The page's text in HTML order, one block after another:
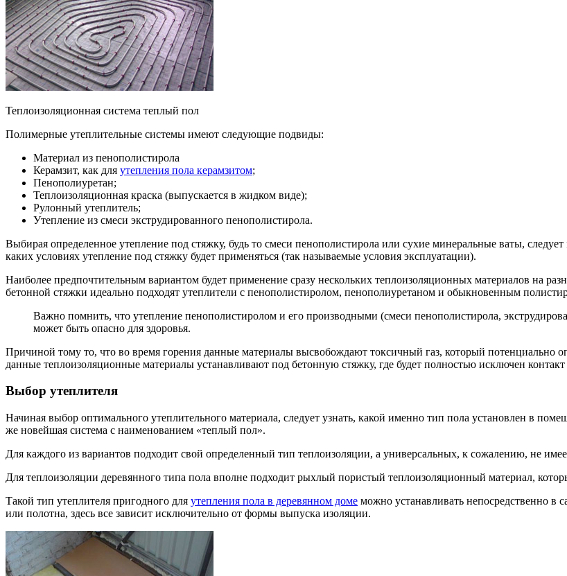
Теплоизоляционная система теплый пол
Полимерные утеплительные системы имеют следующие подвиды:
Материал из пенополистирола
Керамзит, как для утепления пола керамзитом;
Пенополиуретан;
Теплоизоляционная краска (выпускается в жидком виде);
Рулонный утеплитель;
Утепление из смеси экструдированного пенополистирола.
Выбирая определенное утепление под стяжку, будь то смеси пенополистирола или сухие минеральные ваты,
каких условиях утепление под стяжку будет применяться (так называемые условия эксплуатации).
Наиболее предпочтительным вариантом будет применение сразу нескольких теплоизоляционных материалов на
бетонной стяжки идеально подходят утеплители с пенополистиролом, пенополиуретаном и обыкновенным
Важно помнить, что утепление пенополистиролом и его производными (смеси пенополистирола,
может быть опасно для здоровья.
Причиной тому то, что во время горения данные материалы высвобождают токсичный газ, который потенциально
данные теплоизоляционные материалы устанавливают под бетонную стяжку, где будет полностью исключен
Выбор утеплителя
Начиная выбор оптимального утеплительного материала, следует узнать, какой именно тип пола установлен в
же новейшая система с наименованием «теплый пол».
Для каждого из вариантов подходит свой определенный тип теплоизоляции, а универсальных, к сожалению, не
Для теплоизоляции деревянного типа пола вполне подходит рыхлый пористый теплоизоляционный материал,
Такой тип утеплителя пригодного для утепления пола в деревянном доме можно устанавливать непосредственно в
или полотна, здесь все зависит исключительно от формы выпуска изоляции.